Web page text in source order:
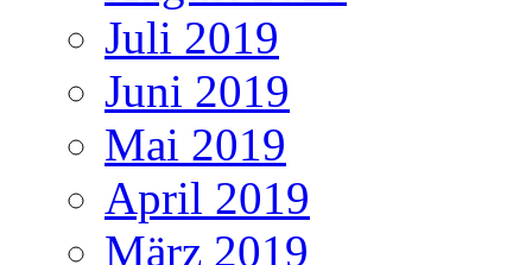
Juli 2019
Juni 2019
Mai 2019
April 2019
März 2019